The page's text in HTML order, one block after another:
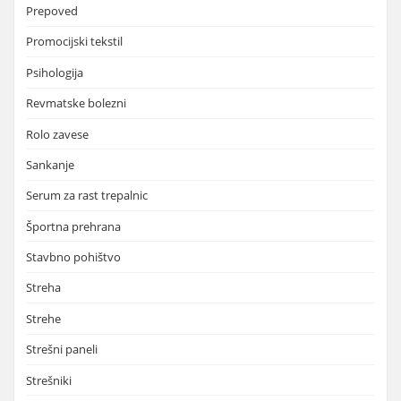
Prepoved
Promocijski tekstil
Psihologija
Revmatske bolezni
Rolo zavese
Sankanje
Serum za rast trepalnic
Športna prehrana
Stavbno pohištvo
Streha
Strehe
Strešni paneli
Strešniki